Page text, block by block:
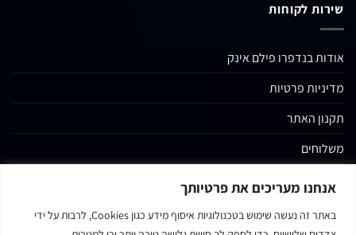
אנחנו מעריכים את פרטיותך
באתר זה נעשה שימוש בטכנולוגיות איסוף מידע כגון Cookies, לרבות על ידי
שירות לקוחות
אודות בנדפרו פילם אינק
מדיניות פרטיות
תקנון האתר
משלוחים
קטגוריות נוספות